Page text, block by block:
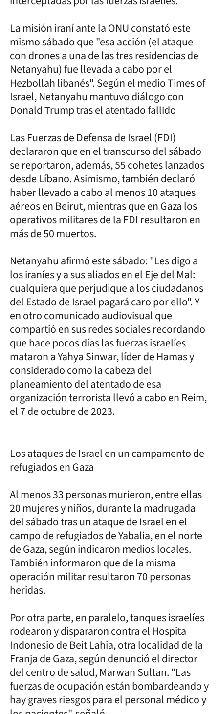
La misión iraní ante la ONU constató este
mismo sábado que "esa acción (el ataque
con drones a una de las tres residencias de
Netanyahu) fue llevada a cabo por el
Hezbollah libanés". Según el medio Times of
Israel, Netanyahu mantuvo diálogo con
Donald Trump tras el atentado fallido
Las Fuerzas de Defensa de Israel (FDI)
declararon que en el transcurso del sábado
se reportaron, además, 55 cohetes lanzados
desde Líbano. Asimismo, también declaró
haber llevado a cabo al menos 10 ataques
aéreos en Beirut, mientras que en Gaza los
operativos militares de la FDI resultaron en
más de 50 muertos.
Netanyahu afirmó este sábado: "Les digo a
los iraníes y a sus aliados en el Eje del Mal:
cualquiera que perjudique a los ciudadanos
del Estado de Israel pagará caro por ello". Y
en otro comunicado audiovisual que
compartió en sus redes sociales recordando
que hace pocos días las fuerzas israelíes
mataron a Yahya Sinwar, líder de Hamas y
considerado como la cabeza del
planeamiento del atentado de esa
organización terrorista llevó a cabo en Reim,
el 7 de octubre de 2023.
Los ataques de Israel en un campamento de
refugiados en Gaza
Al menos 33 personas murieron, entre ellas
20 mujeres y niños, durante la madrugada
del sábado tras un ataque de Israel en el
campo de refugiados de Yabalia, en el norte
de Gaza, según indicaron medios locales.
También informaron que de la misma
operación militar resultaron 70 personas
heridas.
Por otra parte, en paralelo, tanques israelíes
rodearon y dispararon contra el Hospita
Indonesio de Beit Lahia, otra localidad de la
Franja de Gaza, según denunció el director
del centro de salud, Marwan Sultan. "Las
fuerzas de ocupación están bombardeando y
hay graves riesgos para el personal médico y